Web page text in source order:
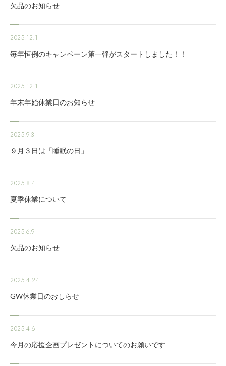
欠品のお知らせ
2025.12.1
毎年恒例のキャンペーン第一弾がスタートしました！！
2025.12.1
年末年始休業日のお知らせ
2025.9.3
９月３日は「睡眠の日」
2025.8.4
夏季休業について
2025.6.9
欠品のお知らせ
2025.4.24
GW休業日のおしらせ
2025.4.6
今月の応援企画プレゼントについてのお願いです